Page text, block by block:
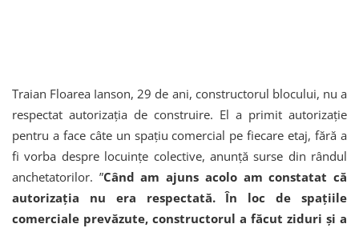
Traian Floarea Ianson, 29 de ani, constructorul blocului, nu a
respectat autorizația de construire. El a primit autorizație
pentru a face câte un spațiu comercial pe fiecare etaj, fără a
fi vorba despre locuințe colective, anunță surse din rândul
anchetatorilor. ”Când am ajuns acolo am constatat că
autorizația nu era respectată. În loc de spațiile
comerciale prevăzute, constructorul a făcut ziduri și a